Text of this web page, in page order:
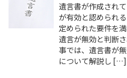
遺言書が作成され
が有効と認められ
定められた要件を
遺言が無効と判断
事では、遺言書が
について解説し […]